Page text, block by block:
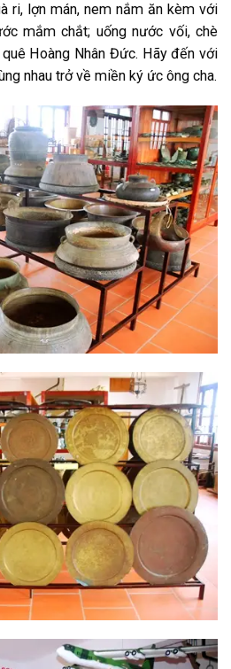
ri, lợn mán, nem nắm ăn kèm với
mắm chắt; uống nước vối, chè
Hoàng Nhân Đức. Hãy đến với
nhau trở về miền ký ức ông cha.